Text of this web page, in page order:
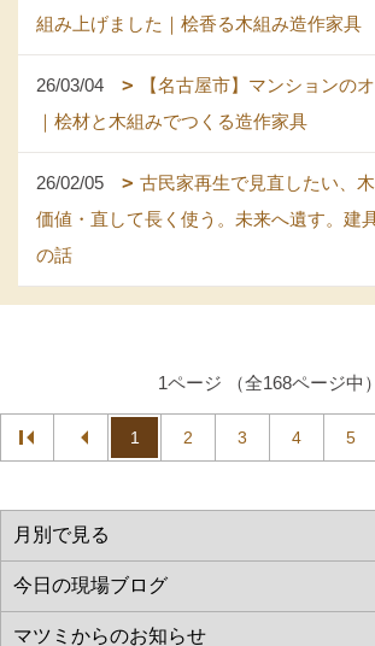
組み上げました｜桧香る木組み造作家具
26/03/04
【名古屋市】マンションの
｜桧材と木組みでつくる造作家具
26/02/05
古民家再生で見直したい、
価値・直して長く使う。未来へ遺す。建
の話
1ページ （全168ページ中）
1 2 3 4 5